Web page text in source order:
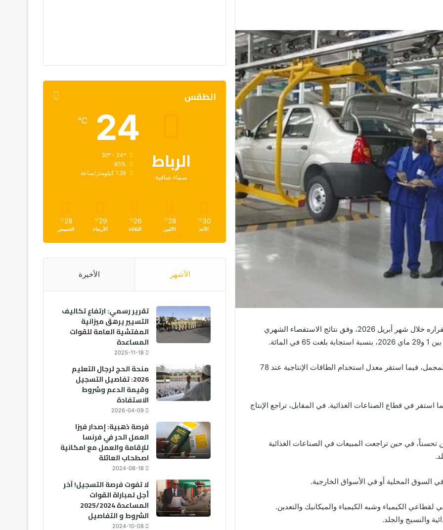
أفاد بنك المغرب بأن النشاط الصناعي حافظ على استقراره خلال شهر أبريل 2026، وفق نتائج الاستقصاء الشهري
وأوضح البنك أن الإنتاج والمبيعات سجلا استقراراً في المجمل، فيما استقر معدل استخدام الطاقات الإنتاجية عند 78
استقر في قطاع الصناعات الغذائية. في المقابل، تراجع الإنتاج
في حين تراجعت المبيعات في الصناعات الغذائية
المحلية أو في الأسواق الخارجية.
لقطاعي الكيمياء وشبه الكيمياء والميكانيك والتعدين.
والنسيج والجلد.
الطقس
الرباط
سماء صافية
24
℃
85%
1.39 كيلومتر/ساعة
30
℃
الأحد
28
℃
الأثنين
26
℃
الثلاثاء
29
℃
الأربعاء
28
℃
الخميس
الأشهر الأخيرة
تقرير رسمي: ارتفاع تكاليف
التسيير يرهق ميزانية
المفتشية العامة للقوات
المساعدة
2025-11-18
منحة الحج لرجال التعليم
2026: تفاصيل التسجيل
وقيمة الدعم وشروط
الاستفادة
2026-04-09
فرصة ذهبية: إصدار فيزا
العمل الحر في فرنسا
للإقامة والعمل مع امكانية
اصطحاب العائلة
2024-08-18
لا تفوت فرصة التسجيل! آخر
أجل لمباراة القوات
المساعدة 2025/2024
الشروط و التفاصيل
2024-10-08